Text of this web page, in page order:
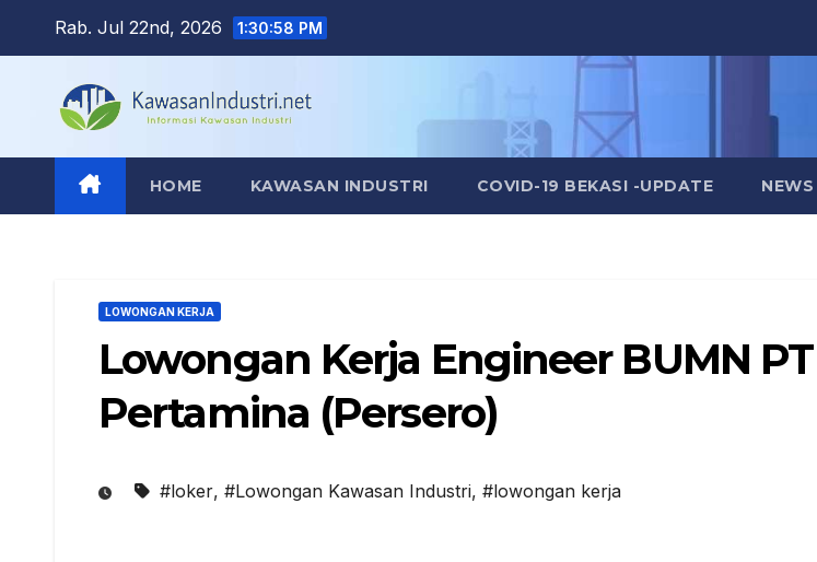
Rab. Jul 22nd, 2026 1:30:59 PM
HOME KAWASAN INDUSTRI COVID-19 BEKASI -UPDATE NEWS
LOWONGAN KERJA
Lowongan Kerja Engineer BUMN PT
Pertamina (Persero)
#loker, #Lowongan Kawasan Industri, #lowongan kerja